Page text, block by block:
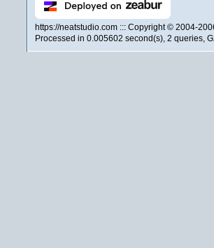
https://neatstudio.com ::: Copyright © 2004-
Processed in 0.005602 second(s), 2 queries,